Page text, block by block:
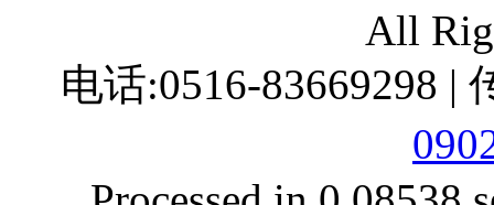
All
电话:0516-83669298 |